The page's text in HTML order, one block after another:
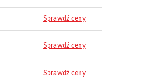
Sprawdź ceny
Sprawdź ceny
Sprawdź ceny